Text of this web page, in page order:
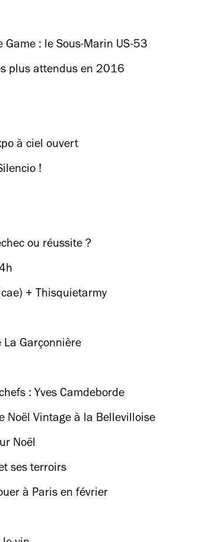
: le Sous-Marin US-53
plus attendus en 2016
à ciel ouvert
!
ou réussite ?
+ Thisquietarmy
La Garçonnière
: Yves Camdeborde
Noël Vintage à la Bellevilloise
Noël
ses terroirs
à Paris en février